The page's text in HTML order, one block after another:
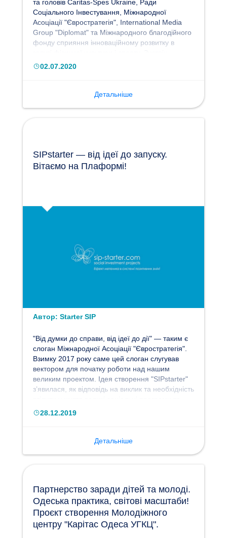
та головів Caritas-Spes Ukraine, Ради
Соціального Інвестування, Міжнародної
Асоціації "Євростратегія", International Media
Group "Diplomat" та Міжнародного благодійного
фонду сприяння інноваційному розвитку в
відбулася в контексті роботи соціального
02.07.2020
Детальніше
SIPstarter — від ідеї до запуску.
Вітаємо на Плаформі!
Автор: Starter SIP
"Від думки до справи, від ідеї до дії" — таким є
слоган Міжнародної Асоціації "Євростратегія".
Взимку 2017 року саме цей слоган слугував
вектором для початку роботи над нашим
великим проектом. Ідея створення "SIPstarter"
з’явилася, як відповідь на виклик та необхідність
проекти з поліпшення соціальної
реабілітації людей з інвалідністю. Ми почали
міжнародних фондів, донорських організацій,
бізнесу та іноземних фізичних осіб та інвесторів
для реалізації масштабних соціальних проектів
в Україні. Кінцева мета була сформована так:
"SIPstarter: Social Investment Projects —
28.12.2019
Детальніше
Партнерство заради дітей та молоді.
Одеська практика, світові масштаби!
Проєкт створення Молодіжного
центру "Карітас Одеса УГКЦ".